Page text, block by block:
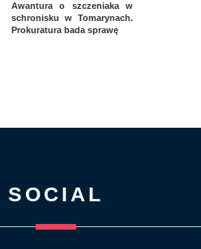
Awantura o szczeniaka w
schronisku w Tomarynach.
Prokuratura bada sprawę
SOCIAL